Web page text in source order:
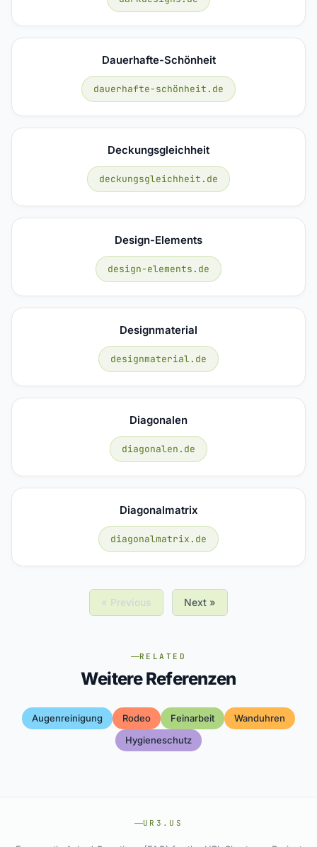
Dauerhafte-Schönheit
dauerhafte-schönheit.de
Deckungsgleichheit
deckungsgleichheit.de
Design-Elements
design-elements.de
Designmaterial
designmaterial.de
Diagonalen
diagonalen.de
Diagonalmatrix
diagonalmatrix.de
« Previous Next »
RELATED
Weitere Referenzen
Augenreinigung Rodeo Feinarbeit
Wanduhren
Hygieneschutz
UR3.US